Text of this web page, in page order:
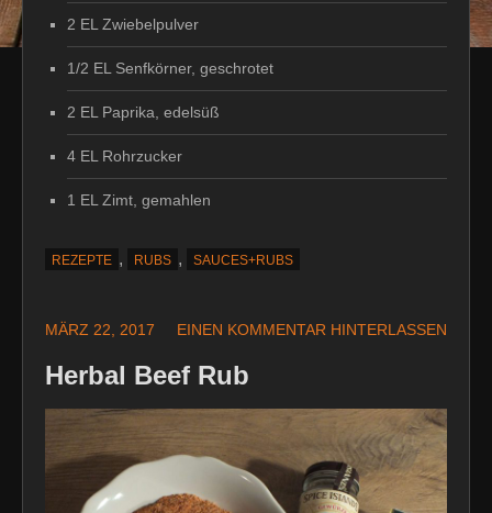
2 EL Zwiebelpulver
1/2 EL Senfkörner, geschrotet
2 EL Paprika, edelsüß
4 EL Rohrzucker
1 EL Zimt, gemahlen
REZEPTE , RUBS , SAUCES+RUBS
MÄRZ 22, 2017 EINEN KOMMENTAR HINTERLASSEN
Herbal Beef Rub